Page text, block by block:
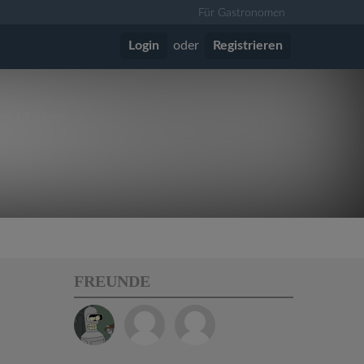
Für Gastronomen
Login oder Registrieren
FREUNDE